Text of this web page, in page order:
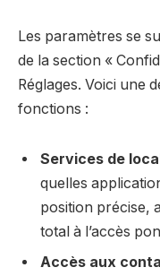
Les paramètres se
de la section «
Réglages. Voici une
fonctions :
Services de
quelles
position précise,
total à l’accès
Accès aux